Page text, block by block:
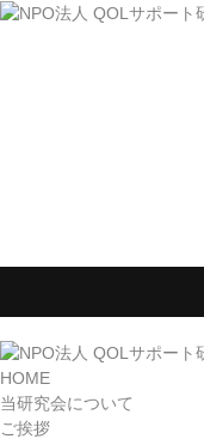
HOME
当研究会について
ご挨拶